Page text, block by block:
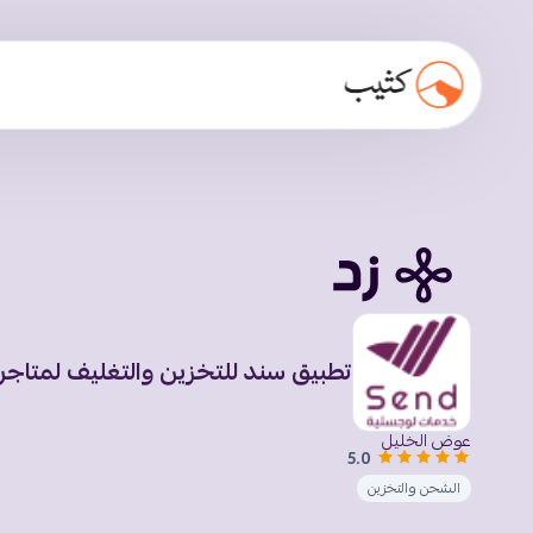
تطبيق سند للتخزين والتغليف
عوض الخليل
5.0
الشحن والتخزين